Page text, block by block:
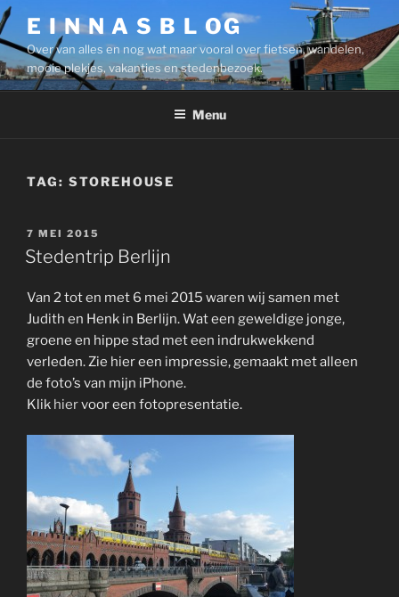
Ga
naar
de
inhoud
E I N N A S B L OG
Over van alles en nog wat maar vooral over fietsen, wandelen,
mooie plekjes, vakanties en stedenbezoek.
Menu
TAG: STOREHOUSE
GEPLAATST
OP
7 MEI 2015
Stedentrip Berlijn
Van 2 tot en met 6 mei 2015 waren wij samen met
Judith en Henk in Berlijn. Wat een geweldige jonge,
groene en hippe stad met een indrukwekkend
verleden. Zie hier een impressie, gemaakt met alleen
de foto’s van mijn iPhone.
Klik hiervoor een fotopresentatie.